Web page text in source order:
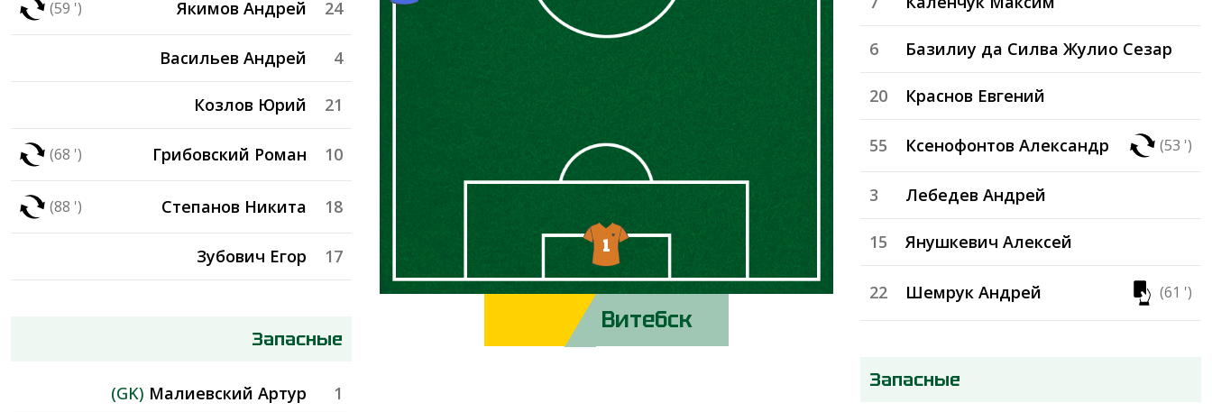
(59 ') Якимов Андрей 24
Васильев Андрей 4
Козлов Юрий 21
(68 ') Грибовский Роман 10
(88 ') Степанов Никита 18
Зубович Егор 17
Запасные
(GK) Малиевский Артур 1
1
Витебск
Базилиу да Силва Жулио Сезар
6
Краснов Евгений
20
(53 ')
Ксенофонтов Александр
55
Лебедев Андрей
3
Янушкевич Алексей
15
(61 ')
Шемрук Андрей
22
Запасные